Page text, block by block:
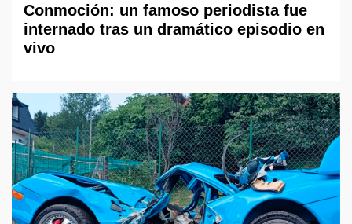
Conmoción: un famoso periodista fue
internado tras un dramático episodio en
vivo